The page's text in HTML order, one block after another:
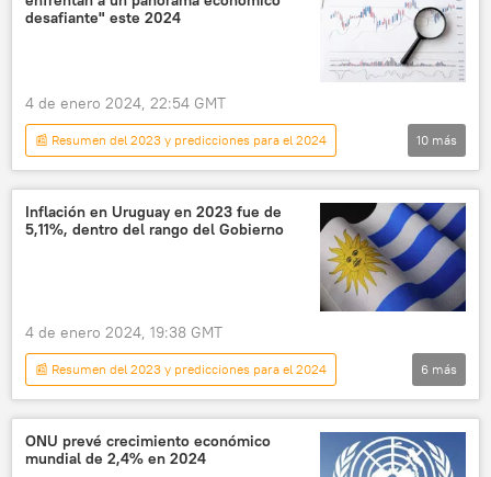
Codelco Bolivia
litio
💬 Opinión y Análisis
desafiante" este 2024
4 de enero 2024, 22:54 GMT
📰 Resumen del 2023 y predicciones para el 2024
Economía
Argentina
Brasil
México
🌎 América
📈 Mercados y finanzas
inflación
10 más
Inflación en Uruguay en 2023 fue de
5,11%, dentro del rango del Gobierno
4 de enero 2024, 19:38 GMT
📰 Resumen del 2023 y predicciones para el 2024
América Latina
Uruguay
Instituto Nacional de Estadística (INE) de Uruguay
📈 Mercados y finanzas
6 más
ONU prevé crecimiento económico
mundial de 2,4% en 2024